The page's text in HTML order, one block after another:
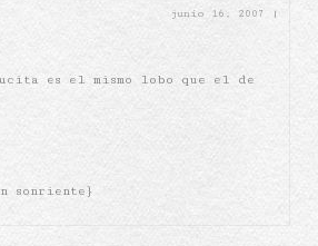
junio 16, 2007 |
es el mismo lobo que el de
sonriente}